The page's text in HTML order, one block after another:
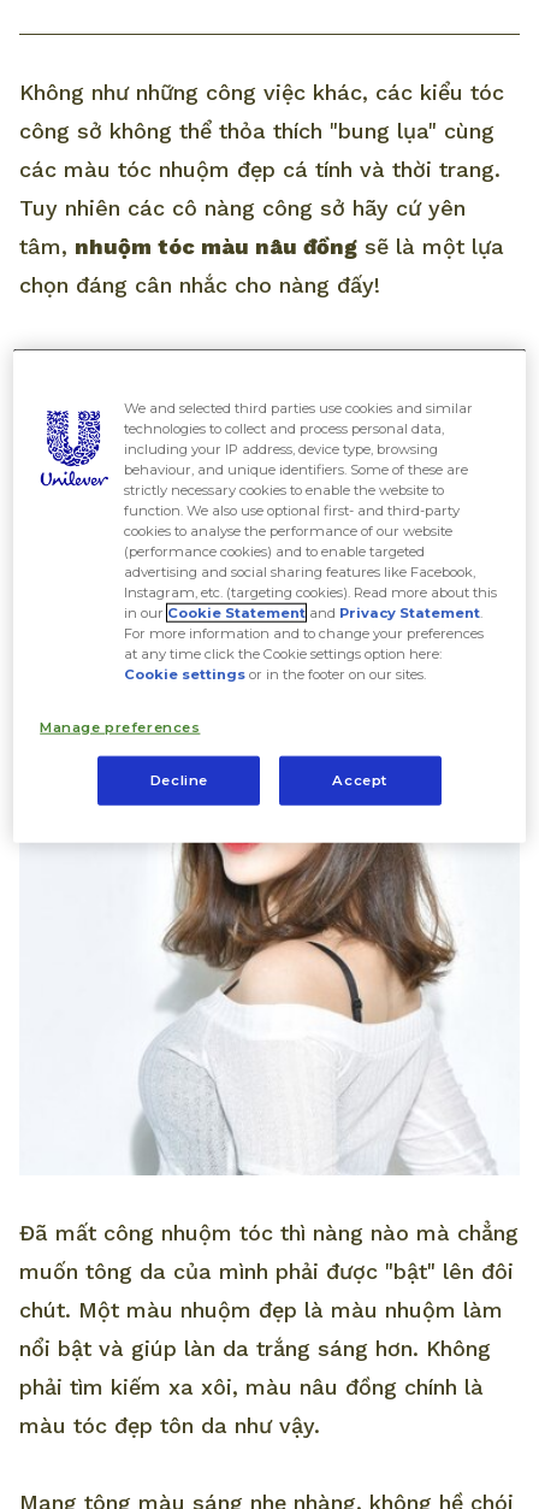
Không như những công việc khác, các kiểu tóc
công sở không thể thỏa thích "bung lụa" cùng
các màu tóc nhuộm đẹp cá tính và thời trang.
Tuy nhiên các cô nàng công sở hãy cứ yên
tâm, nhuộm tóc màu nâu đồng sẽ là một lựa
chọn đáng cân nhắc cho nàng đấy!
tóc nâu đồng
1. Nhuộm tóc màu nâu đồng là màu tóc
"cực kỳ" tôn da
Đã mất công nhuộm tóc thì nàng nào mà chẳng
muốn tông da của mình phải được "bật" lên đôi
chút. Một màu nhuộm đẹp là màu nhuộm làm
nổi bật và giúp làn da trắng sáng hơn. Không
phải tìm kiếm xa xôi, màu nâu đồng chính là
màu tóc đẹp tôn da như vậy.
Mang tông màu sáng nhẹ nhàng, không hề chói
We and selected third parties use cookies and similar
technologies to collect and process personal data,
including your IP address, device type, browsing
behaviour, and unique identifiers. Some of these are
strictly necessary cookies to enable the website to
function. We also use optional first- and third-party
cookies to analyse the performance of our website
(performance cookies) and to enable targeted
advertising and social sharing features like Facebook,
Instagram, etc. (targeting cookies). Read more about this
in our Cookie Statement and Privacy Statement
For more information and to change your preferences
at any time click the Cookie settings option here:
Cookie settings or in the footer on our sites.
Manage preferences
Decline Accept